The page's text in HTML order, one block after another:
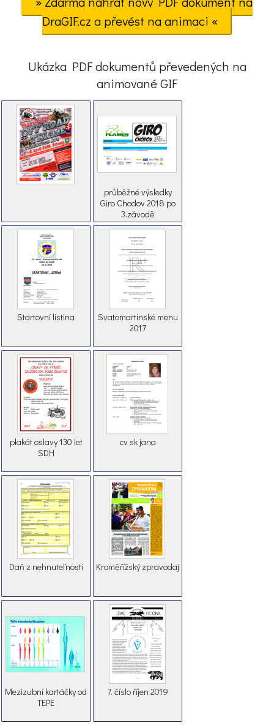
DraGIF.cz a převést na animaci «
Ukázka PDF dokumentů převedených na
animované GIF
průběžné výsledky
Giro Chodov 2018 po
3.závodě
Startovní listina
Svatomartinské menu
2017
plakát oslavy 130 let
SDH
cv sk jana
Daň z nehnuteľnosti Kroměřížský zpravodaj
Mezizubní kartáčky od
TEPE
7. číslo říjen 2019